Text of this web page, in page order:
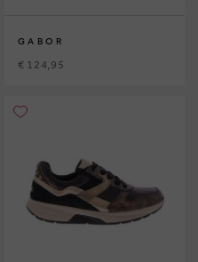
GABOR
€ 124,95